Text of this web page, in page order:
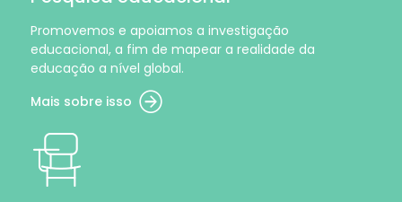
Promovemos e apoiamos a investigação
educacional, a fim de mapear a realidade da
educação a nível global.
Mais sobre isso